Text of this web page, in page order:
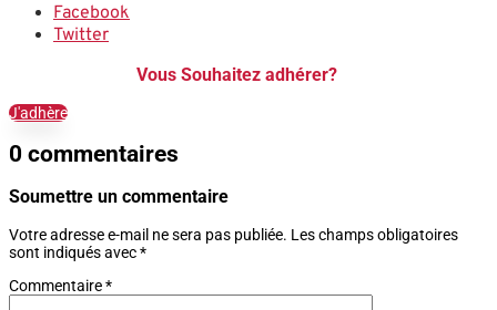
Facebook
Twitter
Vous Souhaitez adhérer?
J'adhère
0 commentaires
Soumettre un commentaire
Votre adresse e-mail ne sera pas publiée. Les champs obligatoires
sont indiqués avec*
Commentaire*